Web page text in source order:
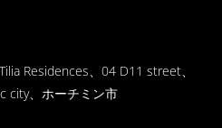
Residences、04 D11 street、
city、ホーチミン市